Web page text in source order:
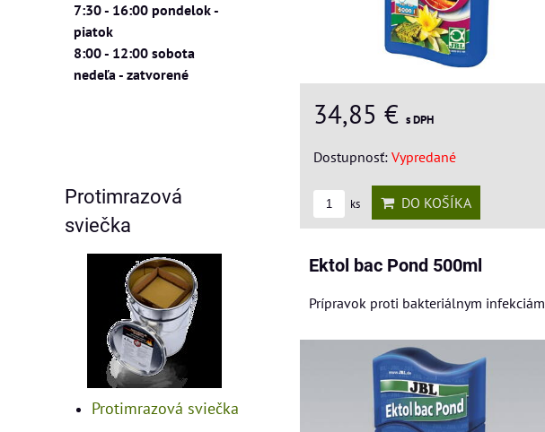
34,85 € s DPH
Dostupnosť: Vypredané
ks DO KOŠÍKA
Ektol bac Pond 500ml
Prípravok proti bakteriálnym infekciám
7:30 - 16:00 pondelok -
piatok
8:00 - 12:00 sobota
nedeľa - zatvorené
Protimrazová
sviečka
Protimrazová sviečka